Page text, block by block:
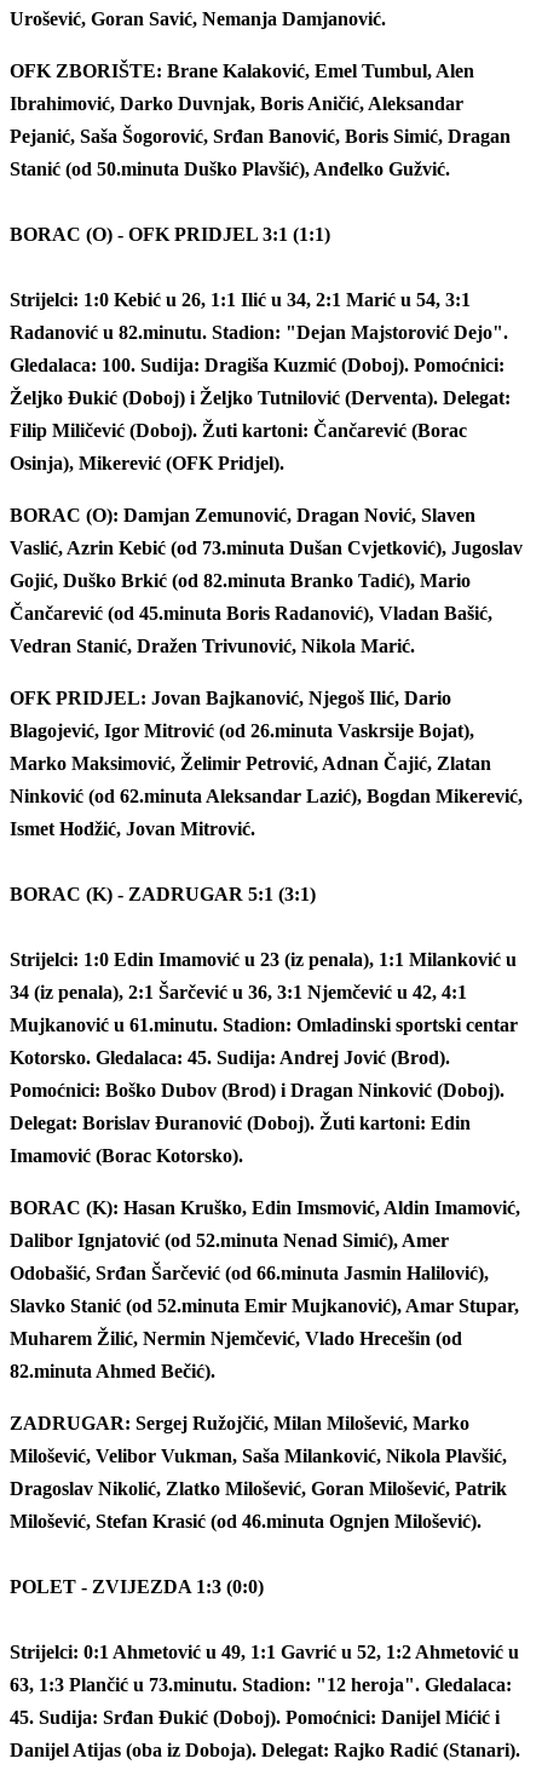
Urošević, Goran Savić, Nemanja Damjanović.
OFK ZBORIŠTE: Brane Kalaković, Emel Tumbul, Alen
Ibrahimović, Darko Duvnjak, Boris Aničić, Aleksandar
Pejanić, Saša Šogorović, Srđan Banović, Boris Simić, Dragan
Stanić (od 50.minuta Duško Plavšić), Anđelko Gužvić.
BORAC (O) - OFK PRIDJEL 3:1 (1:1)
Strijelci: 1:0 Kebić u 26, 1:1 Ilić u 34, 2:1 Marić u 54, 3:1
Radanović u 82.minutu. Stadion: "Dejan Majstorović Dejo".
Gledalaca: 100. Sudija: Dragiša Kuzmić (Doboj). Pomoćnici:
Željko Đukić (Doboj) i Željko Tutnilović (Derventa). Delegat:
Filip Miličević (Doboj). Žuti kartoni: Čančarević (Borac
Osinja), Mikerević (OFK Pridjel).
BORAC (O): Damjan Zemunović, Dragan Nović, Slaven
Vaslić, Azrin Kebić (od 73.minuta Dušan Cvjetković), Jugoslav
Gojić, Duško Brkić (od 82.minuta Branko Tadić), Mario
Čančarević (od 45.minuta Boris Radanović), Vladan Bašić,
Vedran Stanić, Dražen Trivunović, Nikola Marić.
OFK PRIDJEL: Jovan Bajkanović, Njegoš Ilić, Dario
Blagojević, Igor Mitrović (od 26.minuta Vaskrsije Bojat),
Marko Maksimović, Želimir Petrović, Adnan Čajić, Zlatan
Ninković (od 62.minuta Aleksandar Lazić), Bogdan Mikerević,
Ismet Hodžić, Jovan Mitrović.
BORAC (K) - ZADRUGAR 5:1 (3:1)
Strijelci: 1:0 Edin Imamović u 23 (iz penala), 1:1 Milanković u
34 (iz penala), 2:1 Šarčević u 36, 3:1 Njemčević u 42, 4:1
Mujkanović u 61.minutu. Stadion: Omladinski sportski centar
Kotorsko. Gledalaca: 45. Sudija: Andrej Jović (Brod).
Pomoćnici: Boško Dubov (Brod) i Dragan Ninković (Doboj).
Delegat: Borislav Đuranović (Doboj). Žuti kartoni: Edin
Imamović (Borac Kotorsko).
BORAC (K): Hasan Kruško, Edin Imsmović, Aldin Imamović,
Dalibor Ignjatović (od 52.minuta Nenad Simić), Amer
Odobašić, Srđan Šarčević (od 66.minuta Jasmin Halilović),
Slavko Stanić (od 52.minuta Emir Mujkanović), Amar Stupar,
Muharem Žilić, Nermin Njemčević, Vlado Hrecešin (od
82.minuta Ahmed Bečić).
ZADRUGAR: Sergej Ružojčić, Milan Milošević, Marko
Milošević, Velibor Vukman, Saša Milanković, Nikola Plavšić,
Dragoslav Nikolić, Zlatko Milošević, Goran Milošević, Patrik
Milošević, Stefan Krasić (od 46.minuta Ognjen Milošević).
POLET - ZVIJEZDA 1:3 (0:0)
Strijelci: 0:1 Ahmetović u 49, 1:1 Gavrić u 52, 1:2 Ahmetović u
63, 1:3 Plančić u 73.minutu. Stadion: "12 heroja". Gledalaca:
45. Sudija: Srđan Đukić (Doboj). Pomoćnici: Danijel Mićić i
Danijel Atijas (oba iz Doboja). Delegat: Rajko Radić (Stanari).